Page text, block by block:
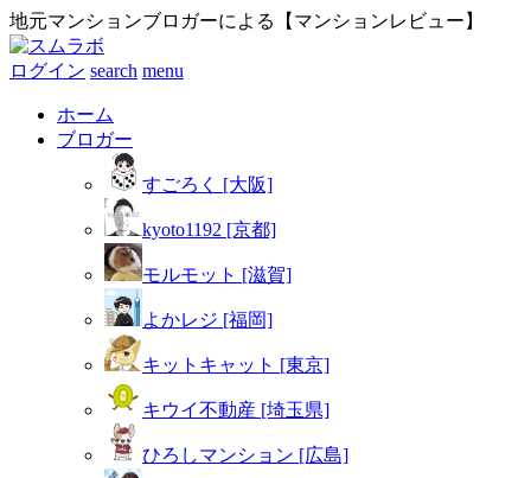
地元マンションブロガーによる【マンションレビュー】
ログイン search menu
ホーム
ブロガー
すごろく [大阪]
kyoto1192 [京都]
モルモット [滋賀]
よかレジ [福岡]
キットキャット [東京]
キウイ不動産 [埼玉県]
ひろしマンション [広島]